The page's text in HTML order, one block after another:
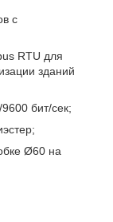
с
RTU для
зданий
бит/сек;
Ø60 на